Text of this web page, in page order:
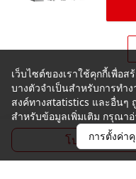
โบรชัวร์
เว็บไซต์ของเราใช้คุกกี้เพื่อ
บางตัวจำเป็นสำหรับการทำ
สงค์ทางสtatistics และอื่นๆ
สำหรับข้อมูลเพิ่มเติม กรุณา
การตั้งค่า